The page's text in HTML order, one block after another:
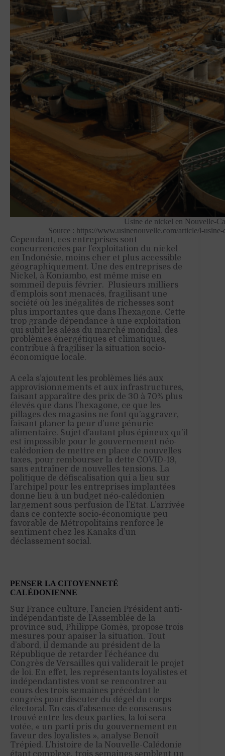
Usine de nickel en Nouvelle-
Source : https://www.usinenouvelle.com/article/l-
Cependant, ces entreprises sont
concurrencées par l’exploitation du nickel
en Indonésie, moins cher et plus accessible
géographiquement. Une des entreprises de
Nickel, à Koniambo, est même mise en
sommeil depuis février. Plusieurs milliers
d’emplois sont menacés, fragilisant une
société où les inégalités de richesses sont
plus importantes que dans l’hexagone. Cette
trop grande dépendance à une exploitation
qui subit les aléas du marché mondial, des
problèmes énergétiques et climatiques,
contribue à fragiliser la situation socio-
économique locale.
A cela s’ajoutent les problèmes liés aux
approvisionnements et aux infrastructures,
faisant apparaître des prix de 30 à 70% plus
élevés que dans l’hexagone, ce que les
pillages des magasins ne font qu’aggraver,
faisant planer la peur d’une pénurie
alimentaire. Sujet d’autant plus épineux qu’il
est impossible pour le gouvernement néo-
calédonien de mettre en place de nouvelles
taxes, pour rembourser la dette COVID-19,
sans entraîner de nouvelles tensions. La
politique de défiscalisation qui a lieu sur
l’archipel pour les entreprises implantées
donne lieu à un budget néo-calédonien
largement sous perfusion de l’Etat. L’arrivée
dans ce contexte socio-économique peu
favorable de Métropolitains renforce le
sentiment chez les Kanaks d’un
déclassement social.
PENSER LA CITOYENNETÉ
CALÉDONIENNE
Sur France culture, l’ancien Président anti-
indépendantiste de l’Assemblée de la
province sud, Philippe Gomès, propose trois
mesures pour apaiser la situation. Tout
d’abord, il demande au président de la
République de retarder l’échéance du
Congrès de Versailles qui validerait le projet
de loi. En effet, les représentants loyalistes et
indépendantistes vont se rencontrer au
cours des trois semaines précédant le
congrès pour discuter du dégel du corps
électoral. En cas d’absence de consensus
trouvé entre les deux parties, la loi sera
votée, « un parti pris du gouvernement en
faveur des loyalistes », analyse Benoît
Trépied. L’histoire de la Nouvelle-Calédonie
étant complexe, trois semaines semblent un